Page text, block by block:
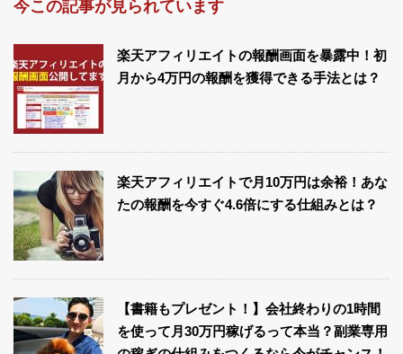
今この記事が見られています
楽天アフィリエイトの報酬画面を暴露中！初
月から4万円の報酬を獲得できる手法とは？
楽天アフィリエイトで月10万円は余裕！あな
たの報酬を今すぐ4.6倍にする仕組みとは？
【書籍もプレゼント！】会社終わりの1時間
を使って月30万円稼げるって本当？副業専用